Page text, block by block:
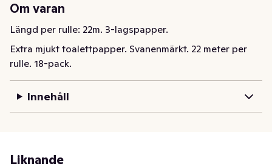
Om varan
Längd per rulle: 22m. 3-lagspapper.
Extra mjukt toalettpapper. Svanenmärkt. 22 meter per
rulle. 18-pack.
Innehåll
Liknande